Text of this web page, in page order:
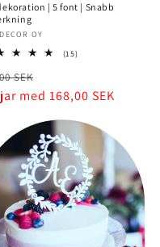
| 5 font | Snabb
OY
(15)15
SEK
pris
med 168,00 SEK